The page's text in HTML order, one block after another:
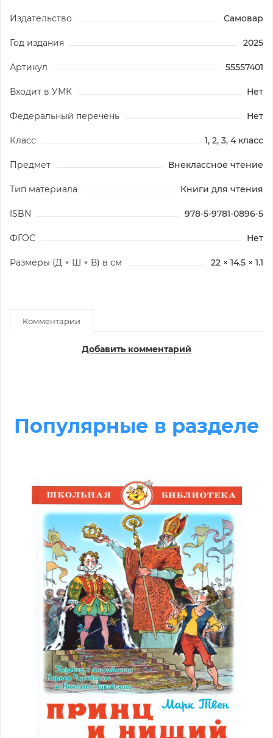
Издательство Самовар
Год издания 2025
Артикул 55557401
Входит в УМК Нет
Федеральный перечень Нет
Класс 1, 2, 3, 4 класс
Предмет Внеклассное чтение
Тип материала Книги для чтения
ISBN 978-5-9781-0896-5
ФГОС Нет
Размеры (Д × Ш × В) в см 22 × 14.5 × 1.1
Комментарии
Добавить комментарий
Популярные в разделе